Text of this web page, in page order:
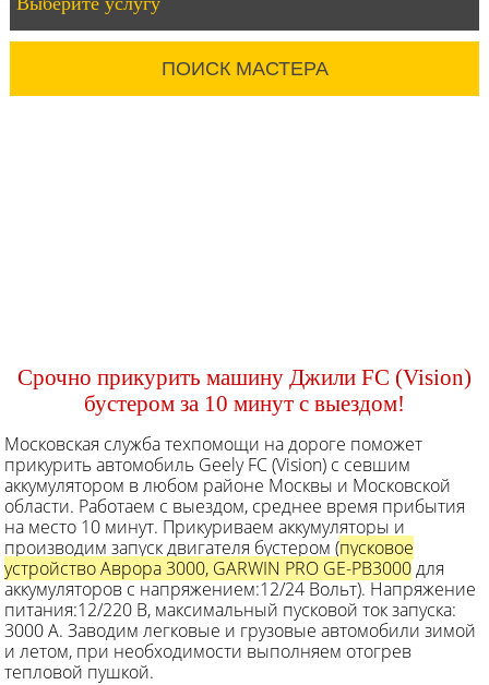
ПОИСК МАСТЕРА
Срочно прикурить машину Джили FC (Vision)
бустером за 10 минут с выездом!
Московская служба техпомощи на дороге поможет
прикурить автомобиль Geely FC (Vision) с севшим
аккумулятором в любом районе Москвы и Московской
области. Работаем с выездом, среднее время прибытия
на место 10 минут. Прикуриваем аккумуляторы и
производим запуск двигателя бустером (пусковое
устройство Аврора 3000, GARWIN PRO GE-PB3000для
аккумуляторов с напряжением:12/24 Вольт). Напряжение
питания:12/220 В, максимальный пусковой ток запуска:
3000 А. Заводим легковые и грузовые автомобили зимой
и летом, при необходимости выполняем отогрев
тепловой пушкой.